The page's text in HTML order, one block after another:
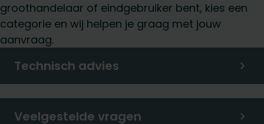
groothandelaar of eindgebruiker bent, kies een
categorie en wij helpen je graag met jouw
aanvraag.
Technisch advies
Veelgestelde vragen